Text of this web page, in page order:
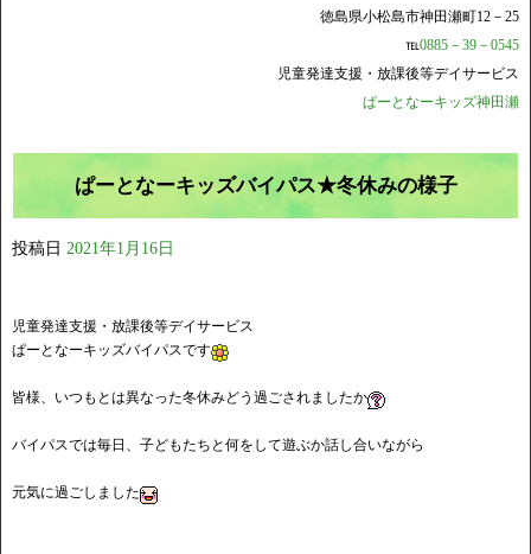
徳島県小松島市神田瀬町12－25
℡0885－39－0545
児童発達支援・放課後等デイサービス
ぱーとなーキッズ神田瀬
ぱーとなーキッズバイパス★冬休みの様子
投稿日 2021年1月16日
児童発達支援・放課後等デイサービス
ぱーとなーキッズバイパスです
皆様、いつもとは異なった冬休みどう過ごされましたか
バイパスでは毎日、子どもたちと何をして遊ぶか話し合いながら
元気に過ごしました